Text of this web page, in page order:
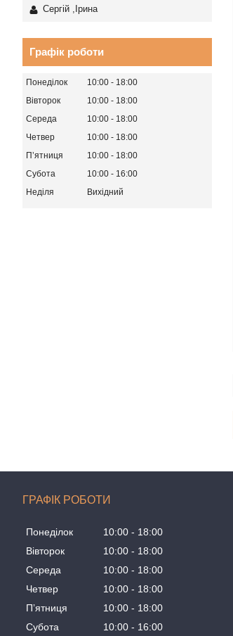
Сергій ,Ірина
Графік роботи
Понеділок 10:00
18:00
Вівторок
10:00
18:00
Середа
10:00
18:00
Четвер
10:00
18:00
Пʼятниця
10:00
18:00
Субота
10:00
16:00
Неділя
Вихідний
ГРАФІК РОБОТИ
Понеділок 10:00
18:00
Вівторок
10:00
18:00
Середа
10:00
18:00
Четвер
10:00
18:00
Пʼятниця
10:00
18:00
Субота
10:00 16:00